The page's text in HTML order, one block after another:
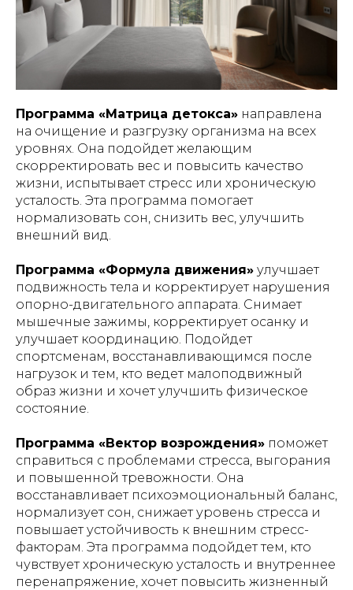
Программа «Матрица детокса» направлена
на очищение и разгрузку организма на всех
уровнях. Она подойдет желающим
скорректировать вес и повысить качество
жизни, испытывает стресс или хроническую
усталость. Эта программа помогает
нормализовать сон, снизить вес, улучшить
внешний вид.
Программа «Формула движения» улучшает
подвижность тела и корректирует нарушения
опорно-двигательного аппарата. Снимает
мышечные зажимы, корректирует осанку и
улучшает координацию. Подойдет
спортсменам, восстанавливающимся после
нагрузок и тем, кто ведет малоподвижный
образ жизни и хочет улучшить физическое
состояние.
Программа «Вектор возрождения» поможет
справиться с проблемами стресса, выгорания
и повышенной тревожности. Она
восстанавливает психоэмоциональный баланс,
нормализует сон, снижает уровень стресса и
повышает устойчивость к внешним стресс-
факторам. Эта программа подойдет тем, кто
чувствует хроническую усталость и внутреннее
перенапряжение, хочет повысить жизненный